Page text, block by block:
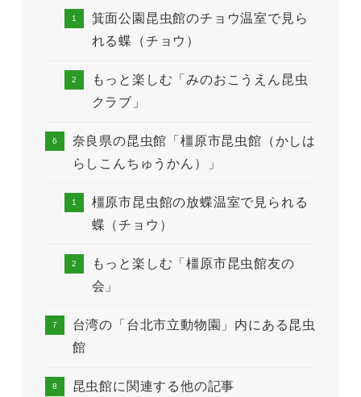
箕面公園昆虫館のチョウ温室で見ら
れる蝶（チョウ）
もっと楽しむ「みのおこうえん昆虫
クラブ」
奈良県の昆虫館「橿原市昆虫館（かしは
らしこんちゅうかん）」
橿原市昆虫館の放蝶温室で見られる
蝶（チョウ）
もっと楽しむ「橿原市昆虫館友の
会」
台湾の「台北市立動物園」内にある昆虫
館
昆虫館に関連する他の記事